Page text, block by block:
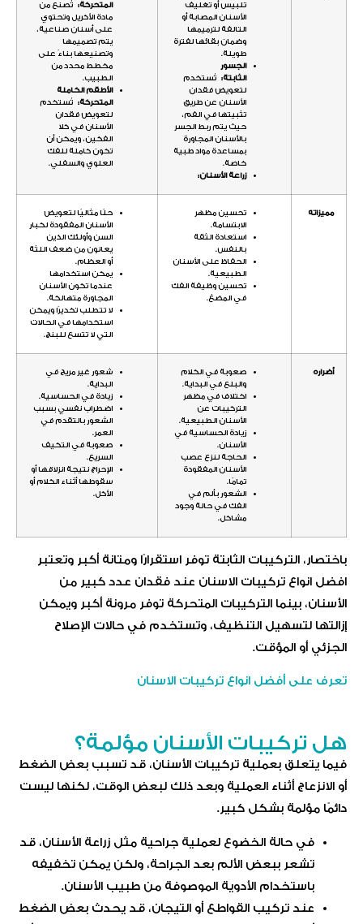
تلبيس أو تغليف
الأسنان المصابة أو
التالفة لترميمها
وضمان بقائها لفترة
طويلة.
الجسور
الثابتة: تُستخدم
لتعويض فقدان
الأسنان عن طريق
تثبيتها في الفم،
حيث يتم ربط الجسر
بالأسنان المجاورة
بمساعدة مواد طبية
خاصة.
زراعة الأسنان:
المتحركة: تُصنع من
مادة الأكريل وتحتوي
على أسنان صناعية،
يتم تصميمها
وتصنيعها بناءً على
مخطط محدد من
الطبيب.
الأطقم الكاملة
المتحركة: تُستخدم
لتعويض فقدان
الأسنان في كلا
الفكين، ويمكن أن
تكون كاملة للفك
العلوي والسفلي.
مميزاته
تحسين مظهر
الابتسامة.
استعادة الثقة
بالنفس.
الحفاظ على الأسنان
الطبيعية.
تحسين وظيفة الفك
في المضغ.
حلًا مثاليًا لتعويض
الأسنان المفقودة لكبار
السن وأولئك الذين
يعانون من ضعف اللثة
أو العظام.
يمكن استخدامها
عندما تكون الأسنان
المجاورة متهالكة.
لا تتطلب تخديرًا ويمكن
استخدامها في الحالات
التي لا تتسع للبنج.
أضراره
صعوبة في الكلام
والبلع في البداية.
اختلاف في مظهر
التركيبات عن
الأسنان الطبيعية.
زيادة الحساسية في
الأسنان.
الحاجة لنزع عصب
الأسنان المفقودة
تمامًا.
الشعور بألم في
الفك في حالة وجود
مشاكل.
شعور غير مريح في
البداية.
زيادة في الحساسية.
اضطراب نفسي بسبب
الشعور بالتقدم في
العمر.
صعوبة في التكيف
السريع.
الإحراج نتيجة انزلاقها أو
سقوطها أثناء الكلام أو
الأكل.
باختصار، التركيبات الثابتة توفر استقرارًا ومتانة أكبر وتعتبر
افضل انواع تركيبات الاسنان عند فقدان عدد كبير من
الأسنان، بينما التركيبات المتحركة توفر مرونة أكبر ويمكن
إزالتها لتسهيل التنظيف، وتستخدم في حالات الإصلاح
الجزئي أو المؤقت.
تعرف على أفضل انواع تركيبات الاسنان​
هل تركيبات الأسنان مؤلمة؟
فيما يتعلق بعملية تركيبات الأسنان، قد تسبب بعض الضغط
أو الانزعاج أثناء العملية وبعد ذلك لبعض الوقت، لكنها ليست
دائمًا مؤلمة بشكل كبير.
في حالة الخضوع لعملية جراحية مثل زراعة الأسنان، قد
تشعر ببعض الألم بعد الجراحة، ولكن يمكن تخفيفه
باستخدام الأدوية الموصوفة من طبيب الأسنان.
عند تركيب القواطع أو التيجان، قد يحدث بعض الضغط